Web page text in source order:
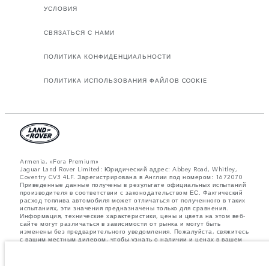
УСЛОВИЯ
СВЯЗАТЬСЯ С НАМИ
ПОЛИТИКА КОНФИДЕНЦИАЛЬНОСТИ
ПОЛИТИКА ИСПОЛЬЗОВАНИЯ ФАЙЛОВ COOKIE
Armenia, «Fora Premium»
Jaguar Land Rover Limited: Юридический адрес: Abbey Road, Whitley,
Coventry CV3 4LF. Зарегистрирована в Англии под номером: 1672070
Приведенные данные получены в результате официальных испытаний
производителя в соответствии с законодательством ЕС. Фактический
расход топлива автомобиля может отличаться от полученного в таких
испытаниях, эти значения предназначены только для сравнения.
Информация, технические характеристики, цены и цвета на этом веб-
сайте могут различаться в зависимости от рынка и могут быть
изменены без предварительного уведомления. Пожалуйста, свяжитесь
с вашим местным дилером, чтобы узнать о наличии и ценах в вашем